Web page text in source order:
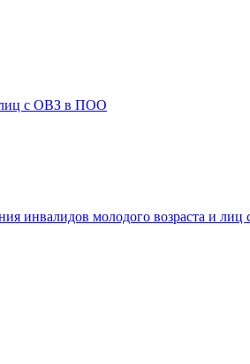
лиц с ОВЗ в ПОО
инвалидов молодого возраста и